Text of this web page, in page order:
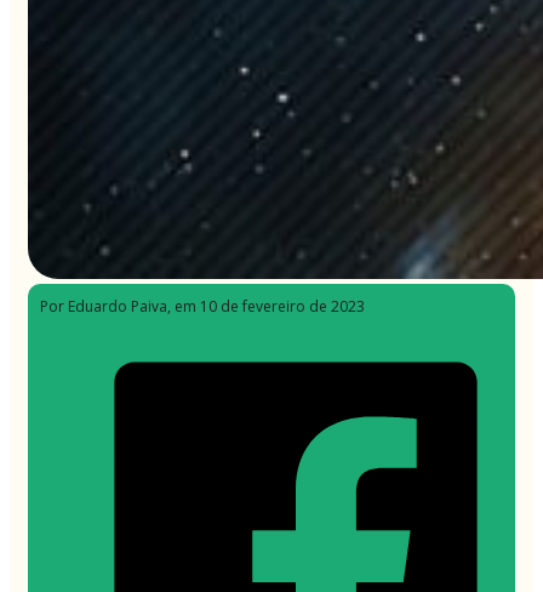
Por Eduardo Paiva, em 10 de fevereiro de 2023